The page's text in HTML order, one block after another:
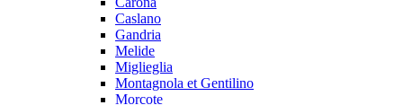
Caslano
Gandria
Melide
Miglieglia
Montagnola et Gentilino
Morcote